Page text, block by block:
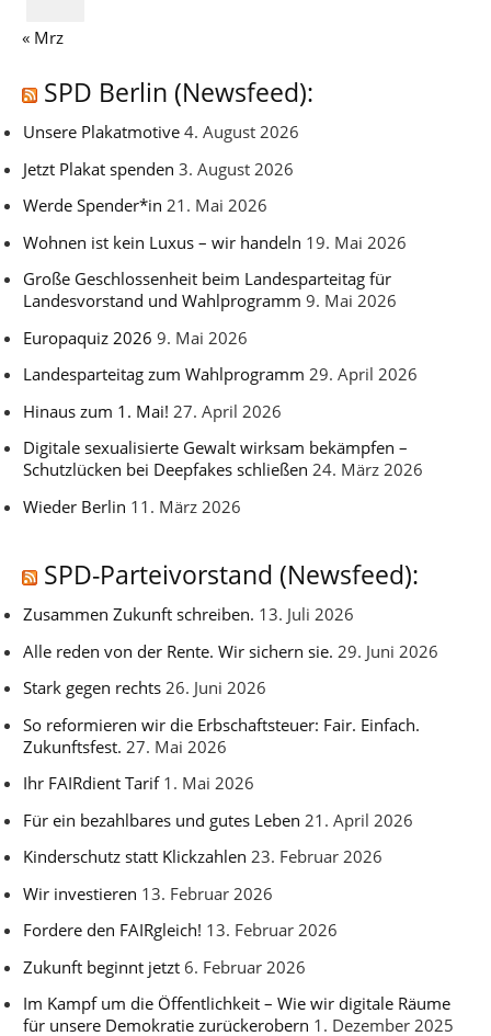
« Mrz
SPD Berlin (Newsfeed):
Unsere Plakatmotive 4. August 2026
Jetzt Plakat spenden 3. August 2026
Werde Spender*in 21. Mai 2026
Wohnen ist kein Luxus – wir handeln 19. Mai 2026
Große Geschlossenheit beim Landesparteitag für
Landesvorstand und Wahlprogramm 9. Mai 2026
Europaquiz 2026 9. Mai 2026
Landesparteitag zum Wahlprogramm 29. April 2026
Hinaus zum 1. Mai! 27. April 2026
Digitale sexualisierte Gewalt wirksam bekämpfen –
Schutzlücken bei Deepfakes schließen 24. März 2026
Wieder Berlin 11. März 2026
SPD-Parteivorstand (Newsfeed):
Zusammen Zukunft schreiben. 13. Juli 2026
Alle reden von der Rente. Wir sichern sie. 29. Juni 2026
Stark gegen rechts 26. Juni 2026
So reformieren wir die Erbschaftsteuer: Fair. Einfach.
Zukunftsfest. 27. Mai 2026
Ihr FAIRdient Tarif 1. Mai 2026
Für ein bezahlbares und gutes Leben 21. April 2026
Kinderschutz statt Klickzahlen 23. Februar 2026
Wir investieren 13. Februar 2026
Fordere den FAIRgleich! 13. Februar 2026
Zukunft beginnt jetzt 6. Februar 2026
Im Kampf um die Öffentlichkeit – Wie wir digitale Räume
für unsere Demokratie zurückerobern 1. Dezember 2025